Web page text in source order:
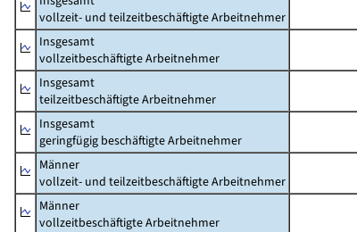
vollzeit- und teilzeitbeschäftigte Arbeitnehmer
Insgesamt
vollzeitbeschäftigte Arbeitnehmer
Insgesamt
teilzeitbeschäftigte Arbeitnehmer
Insgesamt
geringfügig beschäftigte Arbeitnehmer
Männer
vollzeit- und teilzeitbeschäftigte Arbeitnehmer
Männer
vollzeitbeschäftigte Arbeitnehmer